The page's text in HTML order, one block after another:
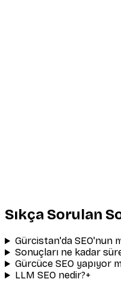
Sıkça Sorulan
Gürcistan'da SEO'nun
Sonuçları ne kadar
Gürcüce SEO yapıyor
LLM SEO nedir?+